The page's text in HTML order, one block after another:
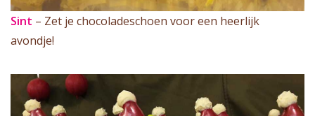
Sint – Zet je chocoladeschoen voor een heerlijk
avondje!